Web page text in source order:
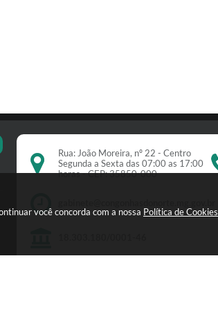
você concorda com a nossa Política de Cookies
Rua: João Moreira, nº 22 - Centro
Segunda a Sexta das 07:00 as 17:00
horas - CEP: 35850-000